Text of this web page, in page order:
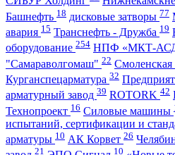
Башнефть 18 дисковые затворы 77
авария 15 Транснефть - Дружба 19
оборудование 254 НПФ «МКТ-
"Самараволгомаш" 22
Курганспецарматура 32
арматурный завод 39 ROTORK 42
Технопроект 16 Силовые машины
испытаний, сертификации и
арматуры 10 АК Корвет 26
21 10